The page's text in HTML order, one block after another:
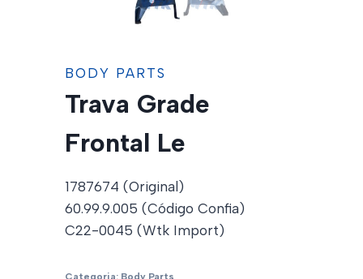
BODY PARTS
Trava Grade
Frontal Le
1787674 (Original)
60.99.9.005 (Código Confia)
C22-0045 (Wtk Import)
Categoria: Body Parts